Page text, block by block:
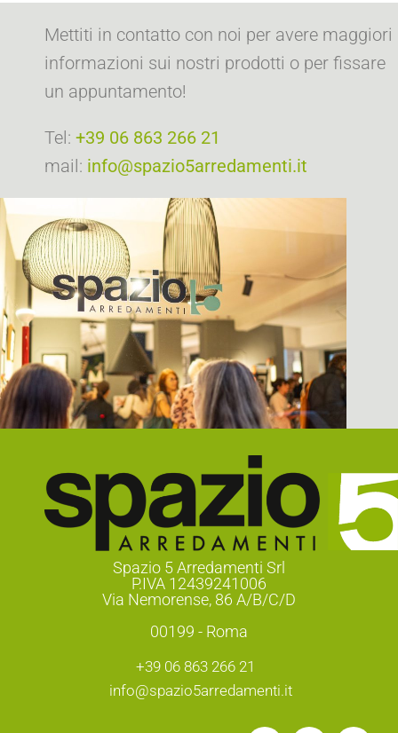
Mettiti in contatto con noi per avere maggiori
informazioni sui nostri prodotti o per fissare
un appuntamento!
Tel: +39 06 863 266 21
mail: info@spazio5arredamenti.it
Spazio 5 Arredamenti Srl
P.IVA 12439241006
Via Nemorense, 86 A/B/C/D
00199 - Roma
+39 06 863 266 21
info@spazio5arredamenti.it